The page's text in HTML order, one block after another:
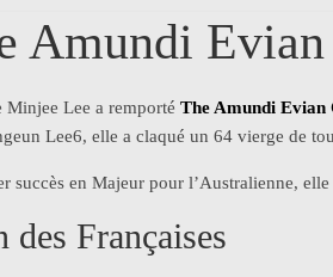
Amundi
Minjee Lee a remporté The Amundi Evian
Lee6, elle a claqué un 64 vierge de
succès en Majeur pour l’Australienne,
des Françaises